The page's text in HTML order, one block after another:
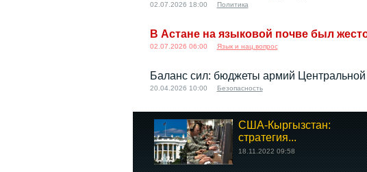
02.07.2026 18:00 Политика
В Астане на языковой почве был
02.07.2026 06:00 Язык и нац.вопрос
Баланс сил: бюджеты армий Центральной
20.04.2026 10:00 Безопасность
США-Кыргызстан:
стратегия...
18.11.2022 09:58